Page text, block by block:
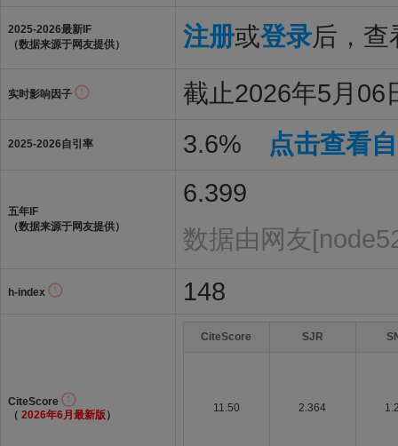
2025-2026最新IF
（数据来源于网友提供）
注册或登录后，查
实时影响因子 截止2026年5月06
2025-2026自引率 3.6% 点击查看
五年IF
（数据来源于网友提供）
6.399
数据由网友
h-index 148
CiteScore
（ 2026年6月最新版 ）
CiteScore SJR
11.50 2.364